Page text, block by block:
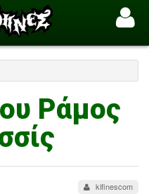
Ράμος
kifinescom